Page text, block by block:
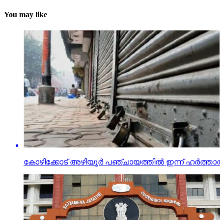
You may like
കോഴിക്കോട് അഴിയൂര്‍ പഞ്ചായത്തില്‍ ഇന്ന്